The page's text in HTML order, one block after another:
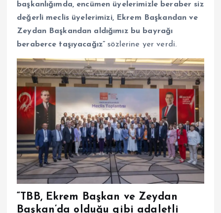
başkanlığımda, encümen üyelerimizle beraber siz
değerli meclis üyelerimizi, Ekrem Başkandan ve
Zeydan Başkandan aldığımız bu bayrağı
beraberce taşıyacağız” sözlerine yer verdi.
“TBB, Ekrem Başkan ve Zeydan
Başkan’da olduğu gibi adaletli